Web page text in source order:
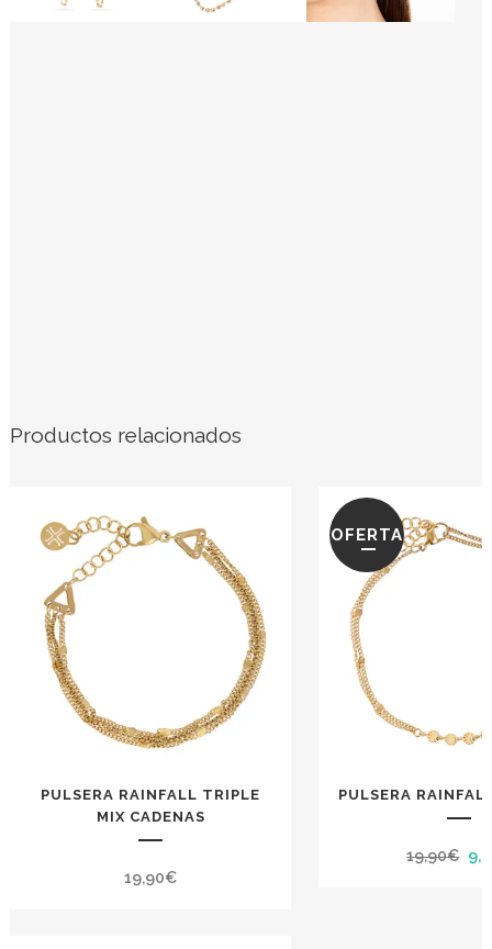
Productos relacionados
PULSERA RAINFALL TRIPLE
MIX CADENAS
19,90€
OFERTA
PULSERA
19,90€ El